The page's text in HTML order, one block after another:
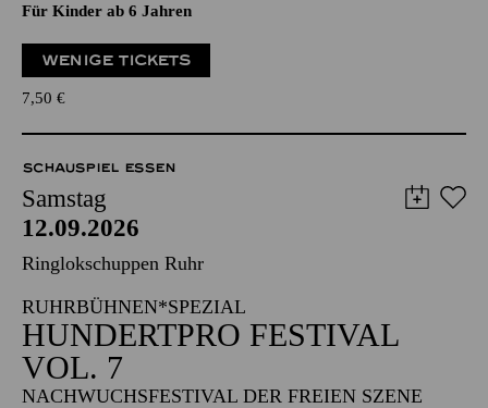
Für Kinder ab 6 Jahren
WENIGE TICKETS
7,50 €
SCHAUSPIEL ESSEN
Samstag
12.09.2026
Ringlokschuppen Ruhr
RUHRBÜHNEN*SPEZIAL
HUNDERTPRO FESTIVAL
VOL. 7
NACHWUCHSFESTIVAL DER FREIEN SZENE